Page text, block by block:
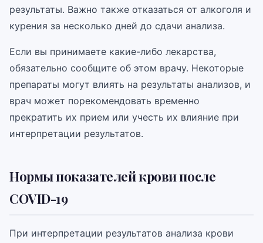
результаты. Важно также отказаться от алкоголя и
курения за несколько дней до сдачи анализа.
Если вы принимаете какие-либо лекарства,
обязательно сообщите об этом врачу. Некоторые
препараты могут влиять на результаты анализов, и
врач может порекомендовать временно
прекратить их прием или учесть их влияние при
интерпретации результатов.
Нормы показателей крови после
COVID-19
При интерпретации результатов анализа крови